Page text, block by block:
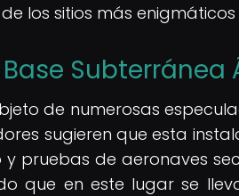
los sitios más
Subterránea
de numerosas
sugieren que esta
pruebas de aeronaves
que en este lugar se